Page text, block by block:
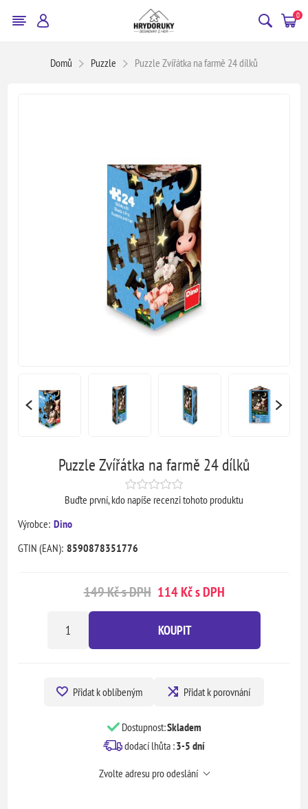
0
Domů Puzzle Puzzle Zvířátka na farmě 24 dílků
Puzzle Zvířátka na farmě 24 dílků
Buďte první, kdo napíše recenzi tohoto produktu
Výrobce: Dino
GTIN (EAN): 8590878351776
149 Kč s DPH 114 Kč s DPH
KOUPIT
Přidat k oblíbeným Přidat k porovnání
Dostupnost:Skladem
dodací lhůta :3-5 dní
Zvolte adresu pro odeslání